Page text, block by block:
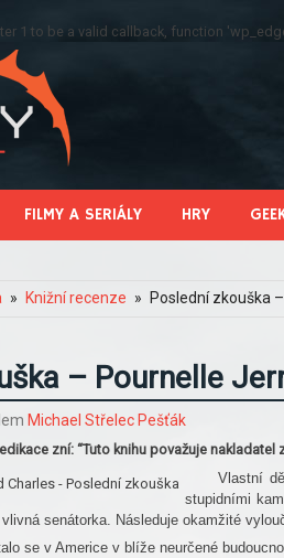
1 to be a valid callback, function
FILMY A SERIÁLY HRY
Knižní recenze Poslední zkouška
– Pournelle
Michael Střelec Pešťák
zní: “Tuto knihu považuje
Vlastní
stupidními
senátorka. Následuje okamžité
se v Americe v blíže neurčené